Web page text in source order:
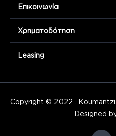
Επικοινωνία
Χρηματοδότηση
Leasing
Copyright © 2022 .
Designed